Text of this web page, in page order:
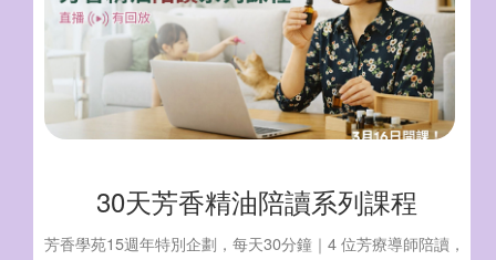
30天芳香精油陪讀系列課程
芳香學苑15週年特別企劃，每天30分鐘｜4 位芳療導師陪讀，